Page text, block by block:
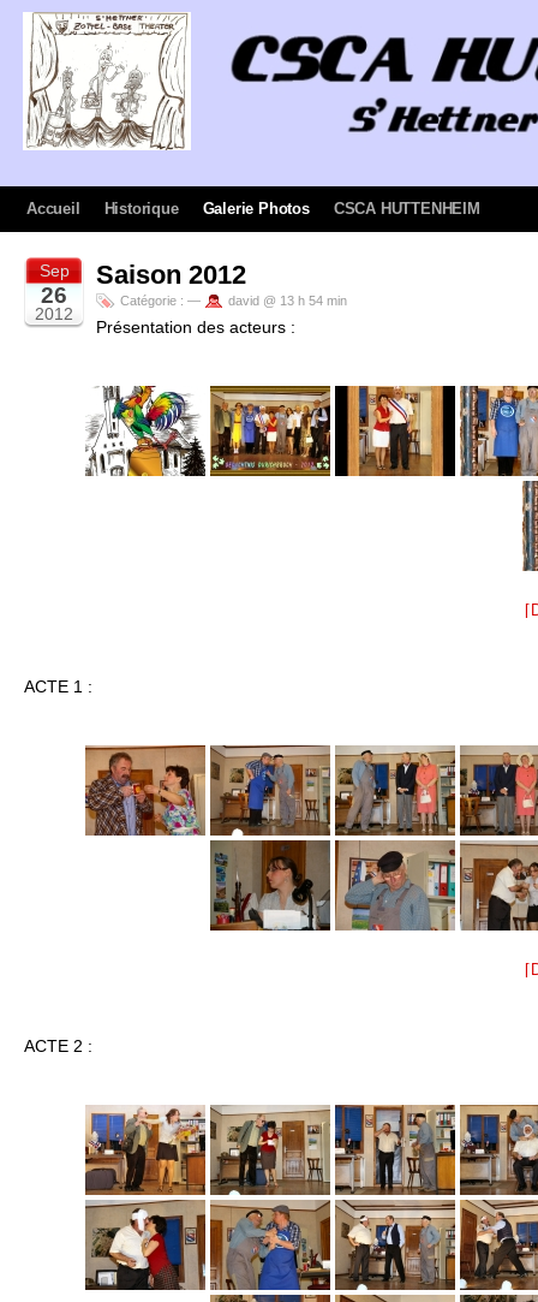
Accueil Historique Galerie Photos CSCA HUTTENHEIM
Sep
26
2012
Saison 2012
Catégorie : — david @ 13 h 54 min
Présentation des acteurs :
ACTE 1 :
ACTE 2 :